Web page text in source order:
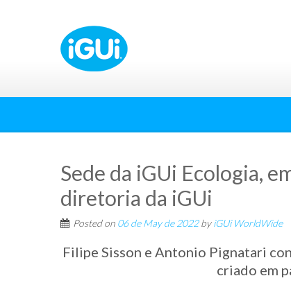
Sede da iGUi Ecologia,
diretoria da iGUi
Posted on 06 de May de 2022byiGUi WorldWide
Filipe Sisson e Antonio Pignatari
criado em